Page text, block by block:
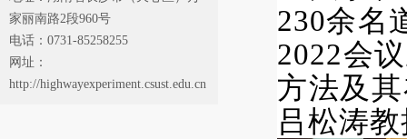
家丽南路2段960号
电话：0731-85258255
网址：
http://highwayexperiment.csust.edu.cn
230余名
2022会
方法及
吕松涛